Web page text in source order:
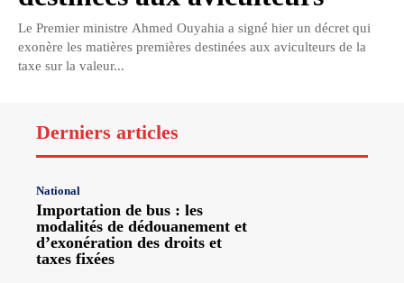
Le Premier ministre Ahmed Ouyahia a signé hier un décret qui
exonère les matières premières destinées aux aviculteurs de la
taxe sur la valeur...
Derniers articles
National
Importation de bus : les
modalités de dédouanement et
d’exonération des droits et
taxes fixées